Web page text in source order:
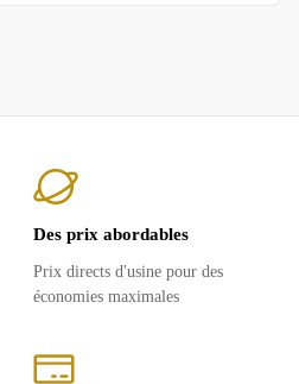
Des prix abordables
Prix ​​directs d'usine pour des
économies maximales